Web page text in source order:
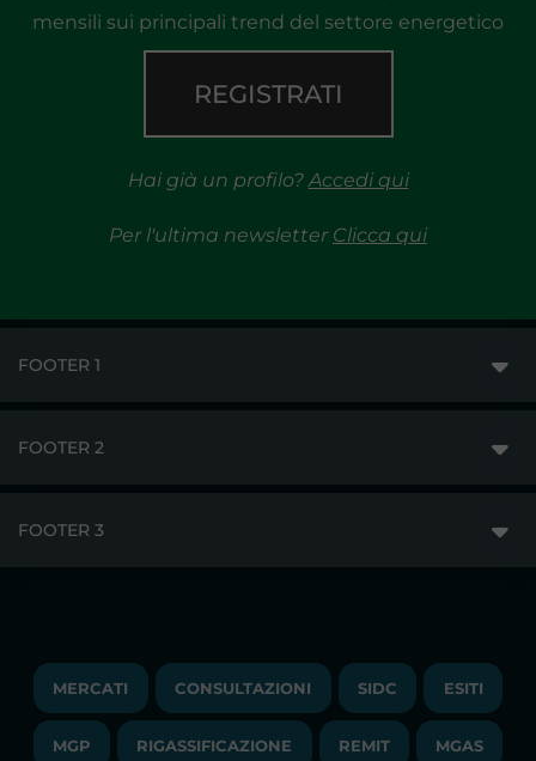
mensili sui principali trend del settore energetico
REGISTRATI
Hai già un profilo? Accedi qui
Per l'ultima newsletter Clicca qui
FOOTER 1
PUBBLICAZIONI
COMUNICATI/NEWS
FOOTER 2
LAVORA CON NOI
CONTATTI
FOOTER 3
TRAYPORT M. ELETTRICO
LIQUIDITY PROVIDERS
MERCATI CONSULTAZIONI SIDC ESITI
MGP RIGASSIFICAZIONE REMIT MGAS